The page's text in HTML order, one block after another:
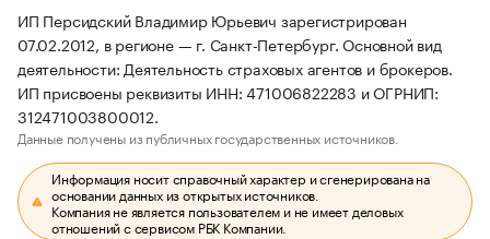
ИП Персидский Владимир Юрьевич зарегистрирован
07.02.2012, в регионе — г. Санкт-Петербург. Основной вид
деятельности: Деятельность страховых агентов и брокеров.
ИП присвоены реквизиты ИНН: 471006822283 и ОГРНИП:
312471003800012.
Данные получены из публичных государственных источников.
Информация носит справочный характер и сгенерирована на
основании данных из открытых источников.
Компания не является пользователем и не имеет деловых
отношений с сервисом РБК Компании.